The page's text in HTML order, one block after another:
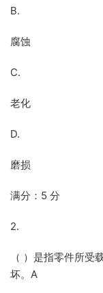
B.
腐蚀
C.
老化
D.
磨损
满分：5 分
2.
（ ）是指零件所受
坏。A